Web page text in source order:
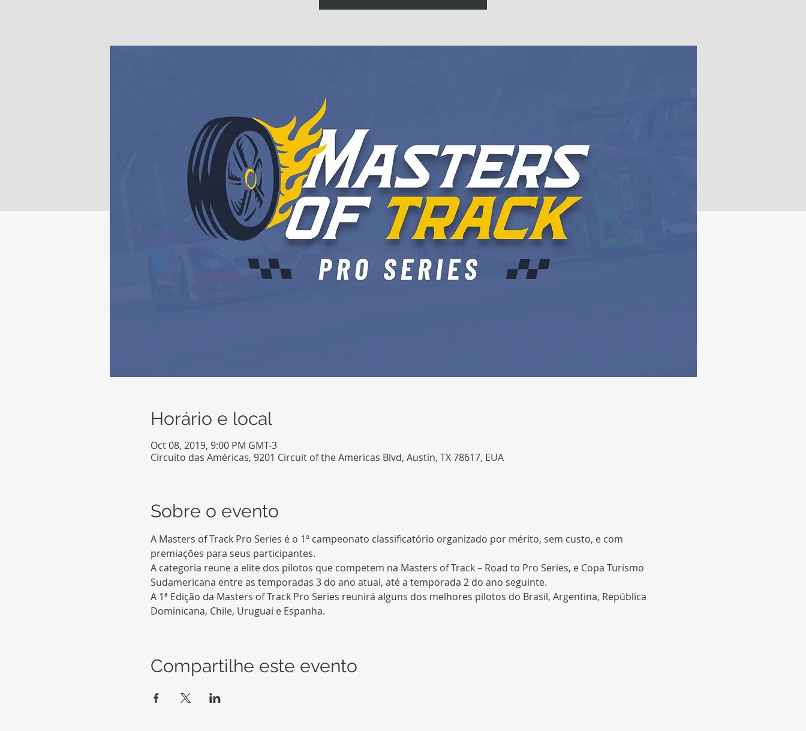
Horário e local
Oct 08, 2019, 9:00 PM GMT-3
Circuito das Américas, 9201 Circuit of the Americas Blvd, Austin, TX 78617, EUA
Sobre o evento
A Masters of Track Pro Series é o 1º campeonato classificatório organizado por mérito, sem custo, e com
A categoria reune a elite dos pilotos que competem na Masters of Track – Road to Pro Series, e Copa Turismo
A 1ª Edição da Masters of Track Pro Series reunirá alguns dos melhores pilotos do Brasil, Argentina, República
Dominicana, Chile, Uruguai e Espanha.
Compartilhe este evento